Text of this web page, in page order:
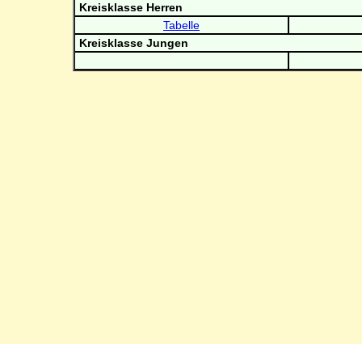
Kreisklasse Herren
Tabelle
Kreisklasse Jungen